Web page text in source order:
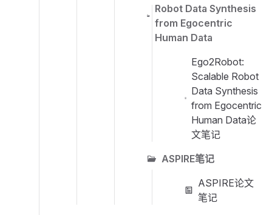
Robot Data Synthesis
from Egocentric
Human Data
Ego2Robot:
Scalable Robot
Data Synthesis
from Egocentric
Human Data论
文笔记
ASPIRE笔记
ASPIRE论文
笔记